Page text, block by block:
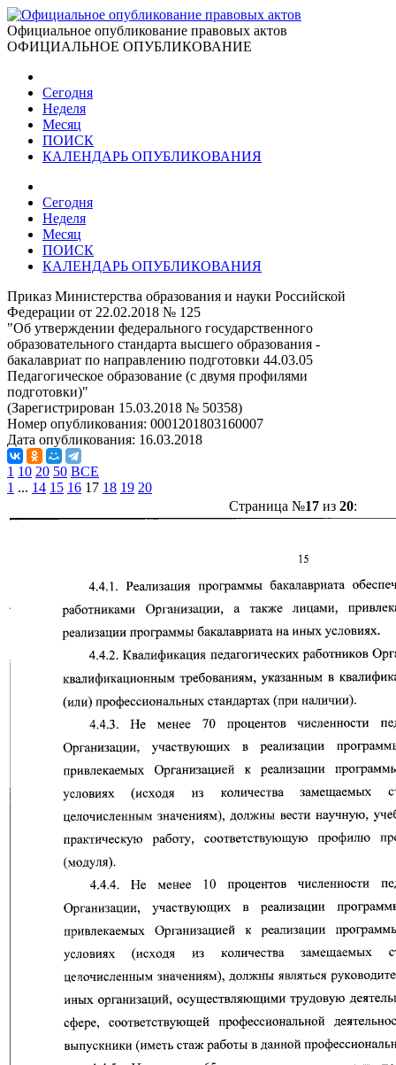
Официальное опубликование правовых актов
ОФИЦИАЛЬНОЕ ОПУБЛИКОВАНИЕ
Сегодня
Неделя
Месяц
ПОИСК
КАЛЕНДАРЬ ОПУБЛИКОВАНИЯ
Сегодня
Неделя
Месяц
ПОИСК
КАЛЕНДАРЬ ОПУБЛИКОВАНИЯ
Приказ Министерства образования и науки Российской
Федерации от 22.02.2018 № 125
"Об утверждении федерального государственного
образовательного стандарта высшего образования -
бакалавриат по направлению подготовки 44.03.05
Педагогическое образование (с двумя профилями
подготовки)"
(Зарегистрирован 15.03.2018 № 50358)
Номер опубликования: 0001201803160007
Дата опубликования: 16.03.2018
1 10 20 50 ВСЕ
1 ... 14 15 16 17 18 19 20
Страница №17из 20: